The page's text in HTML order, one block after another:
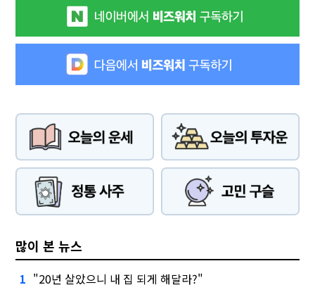
많이 본 뉴스
1 "20년 살았으니 내 집 되게 해달라?"